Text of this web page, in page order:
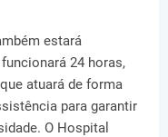
estará
24 horas,
atuará de forma
para garantir
O Hospital